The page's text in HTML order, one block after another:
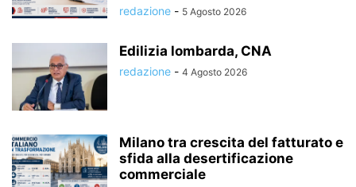
redazione - 5 Agosto 2026
Edilizia lombarda, CNA
redazione - 4 Agosto 2026
Milano tra crescita del fatturato e
sfida alla desertificazione
commerciale